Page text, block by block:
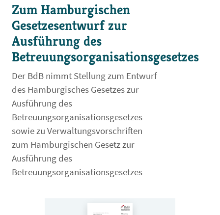
Zum Hamburgischen
Gesetzesentwurf zur
Ausführung des
Betreuungsorganisationsgesetzes
Der BdB nimmt Stellung zum Entwurf
des Hamburgisches Gesetzes zur
Ausführung des
Betreuungsorganisationsgesetzes
sowie zu Verwaltungsvorschriften
zum Hamburgischen Gesetz zur
Ausführung des
Betreuungsorganisationsgesetzes